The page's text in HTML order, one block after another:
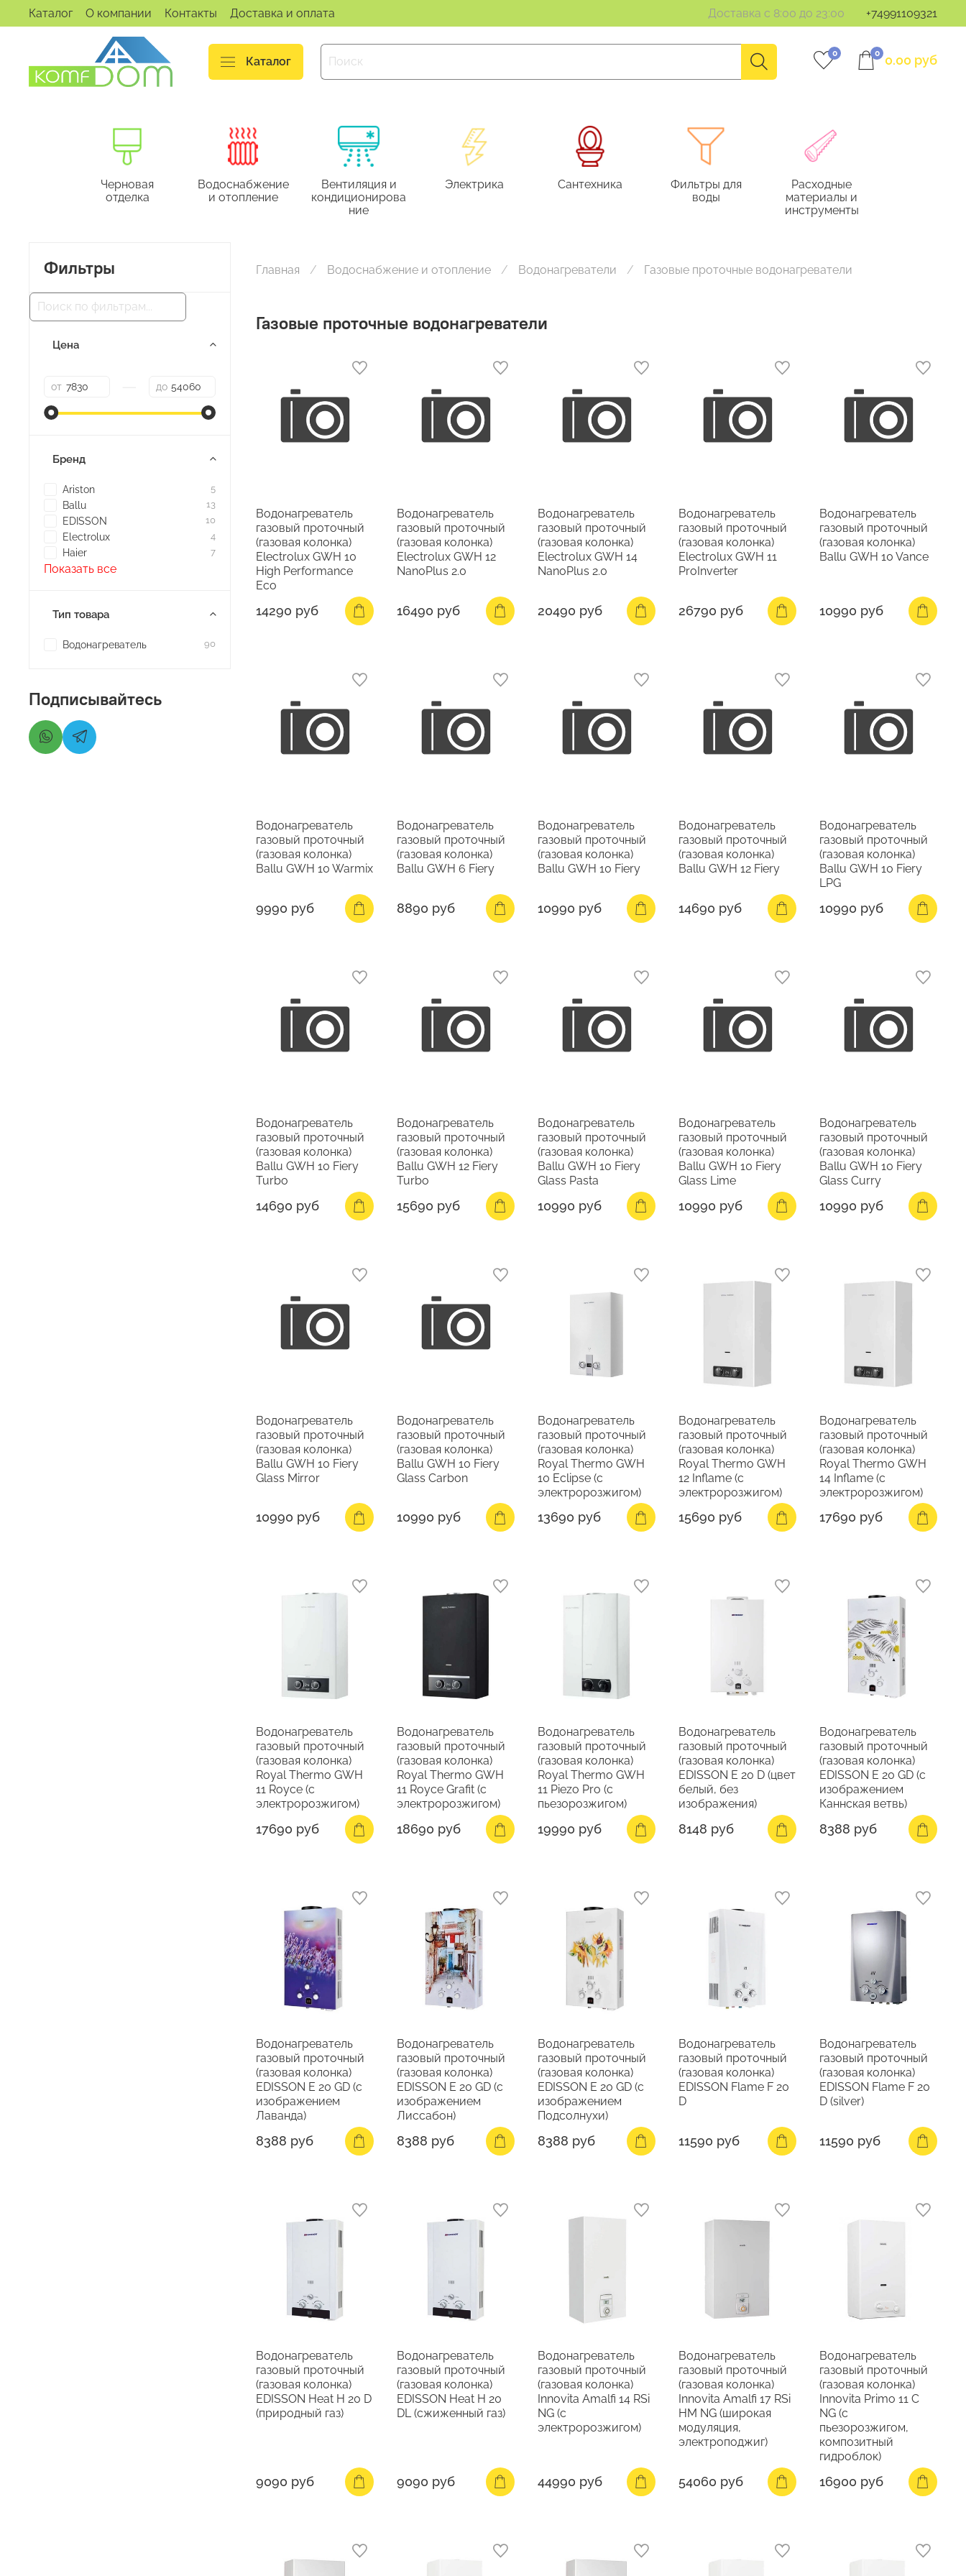
Каталог О компании Контакты Доставка и оплата Доставка с 8:00 до 23:00 +74991109321
Каталог
0 0 0.00 руб
Черновая
отделка
Водоснабжение
и отопление
Вентиляция и
кондиционирова
ние
Электрика Сантехника
Фильтры для
воды
Расходные
материалы и
инструменты
Главная Водоснабжение и отопление Водонагреватели Газовые проточные водонагреватели
Газовые проточные водонагреватели
Водонагреватель
газовый проточный
(газовая колонка)
Electrolux GWH 10
High Performance
Eco
14290 руб
Водонагреватель
газовый проточный
(газовая колонка)
Electrolux GWH 12
NanoPlus 2.0
16490 руб
Водонагреватель
газовый проточный
(газовая колонка)
Electrolux GWH 14
NanoPlus 2.0
20490 руб
Водонагреватель
газовый проточный
(газовая колонка)
Electrolux GWH 11
ProInverter
26790 руб
Водонагреватель
газовый проточный
(газовая колонка)
Ballu GWH 10 Vance
10990 руб
Водонагреватель
газовый проточный
(газовая колонка)
Ballu GWH 10 Warmix
9990 руб
Водонагреватель
газовый проточный
(газовая колонка)
Ballu GWH 6 Fiery
8890 руб
Водонагреватель
газовый проточный
(газовая колонка)
Ballu GWH 10 Fiery
10990 руб
Водонагреватель
газовый проточный
(газовая колонка)
Ballu GWH 12 Fiery
14690 руб
Водонагреватель
газовый проточный
(газовая колонка)
Ballu GWH 10 Fiery
LPG
10990 руб
Водонагреватель
газовый проточный
(газовая колонка)
Ballu GWH 10 Fiery
Turbo
14690 руб
Водонагреватель
газовый проточный
(газовая колонка)
Ballu GWH 12 Fiery
Turbo
15690 руб
Водонагреватель
газовый проточный
(газовая колонка)
Ballu GWH 10 Fiery
Glass Pasta
10990 руб
Водонагреватель
газовый проточный
(газовая колонка)
Ballu GWH 10 Fiery
Glass Lime
10990 руб
Водонагреватель
газовый проточный
(газовая колонка)
Ballu GWH 10 Fiery
Glass Curry
10990 руб
Водонагреватель
газовый проточный
(газовая колонка)
Ballu GWH 10 Fiery
Glass Mirror
10990 руб
Водонагреватель
газовый проточный
(газовая колонка)
Ballu GWH 10 Fiery
Glass Carbon
10990 руб
Водонагреватель
газовый проточный
(газовая колонка)
Royal Thermo GWH
10 Eclipse (с
электророзжигом)
13690 руб
Водонагреватель
газовый проточный
(газовая колонка)
Royal Thermo GWH
12 Inflame (с
электророзжигом)
15690 руб
Водонагреватель
газовый проточный
(газовая колонка)
Royal Thermo GWH
14 Inflame (с
электророзжигом)
17690 руб
Водонагреватель
газовый проточный
(газовая колонка)
Royal Thermo GWH
11 Royce (с
электророзжигом)
17690 руб
Водонагреватель
газовый проточный
(газовая колонка)
Royal Thermo GWH
11 Royce Grafit (с
электророзжигом)
18690 руб
Водонагреватель
газовый проточный
(газовая колонка)
Royal Thermo GWH
11 Piezo Pro (с
пьезорозжигом)
19990 руб
Водонагреватель
газовый проточный
(газовая колонка)
EDISSON E 20 D (цвет
белый, без
изображения)
8148 руб
Водонагреватель
газовый проточный
(газовая колонка)
EDISSON E 20 GD (с
изображением
Каннская ветвь)
8388 руб
Водонагреватель
газовый проточный
(газовая колонка)
EDISSON E 20 GD (с
изображением
Лаванда)
8388 руб
Водонагреватель
газовый проточный
(газовая колонка)
EDISSON E 20 GD (с
изображением
Лиссабон)
8388 руб
Водонагреватель
газовый проточный
(газовая колонка)
EDISSON E 20 GD (с
изображением
Подсолнухи)
8388 руб
Водонагреватель
газовый проточный
(газовая колонка)
EDISSON Flame F 20
D
11590 руб
Водонагреватель
газовый проточный
(газовая колонка)
EDISSON Flame F 20
D (silver)
11590 руб
Водонагреватель
газовый проточный
(газовая колонка)
EDISSON Heat H 20 D
(природный газ)
9090 руб
Водонагреватель
газовый проточный
(газовая колонка)
EDISSON Heat H 20
DL (сжиженный газ)
9090 руб
Водонагреватель
газовый проточный
(газовая колонка)
Innovita Amalfi 14 RSi
NG (с
электророзжигом)
44990 руб
Водонагреватель
газовый проточный
(газовая колонка)
Innovita Amalfi 17 RSi
HM NG (широкая
модуляция,
электроподжиг)
54060 руб
Водонагреватель
газовый проточный
(газовая колонка)
Innovita Primo 11 C
NG (с
пьезорозжигом,
композитный
гидроблок)
16900 руб
Фильтры
Цена
от до
Бренд
Ariston 5
Ballu 13
EDISSON 10
Electrolux 4
Haier 7
Показать все
Тип товара
Водонагреватель 90
Подписывайтесь